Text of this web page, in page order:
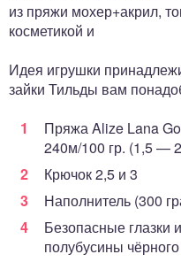
из пряжи мохер+акрил,
косметикой и
Идея игрушки
зайки Тильды вам
Пряжа Alize Lana
240м/100 гр. (1,5 —
Крючок 2,5 и 3
Наполнитель (300
Безопасные
полубусины